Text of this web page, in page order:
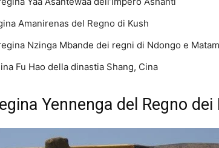
Amanirenas del Regno di Kush
Nzinga Mbande dei regni di Ndongo e
Fu Hao della dinastia Shang, Cina
Yennenga del Regno